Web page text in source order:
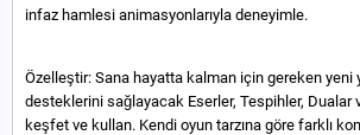
infaz hamlesi animasyonlarıyla deneyimle.
Özelleştir: Sana hayatta kalman için gereken
desteklerini sağlayacak Eserler, Tespihler, Dualar
keşfet ve kullan. Kendi oyun tarzına göre farklı